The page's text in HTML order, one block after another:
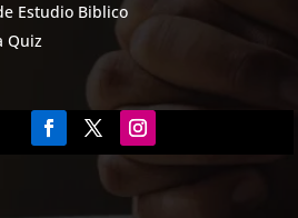
Estudio Biblico
Quiz